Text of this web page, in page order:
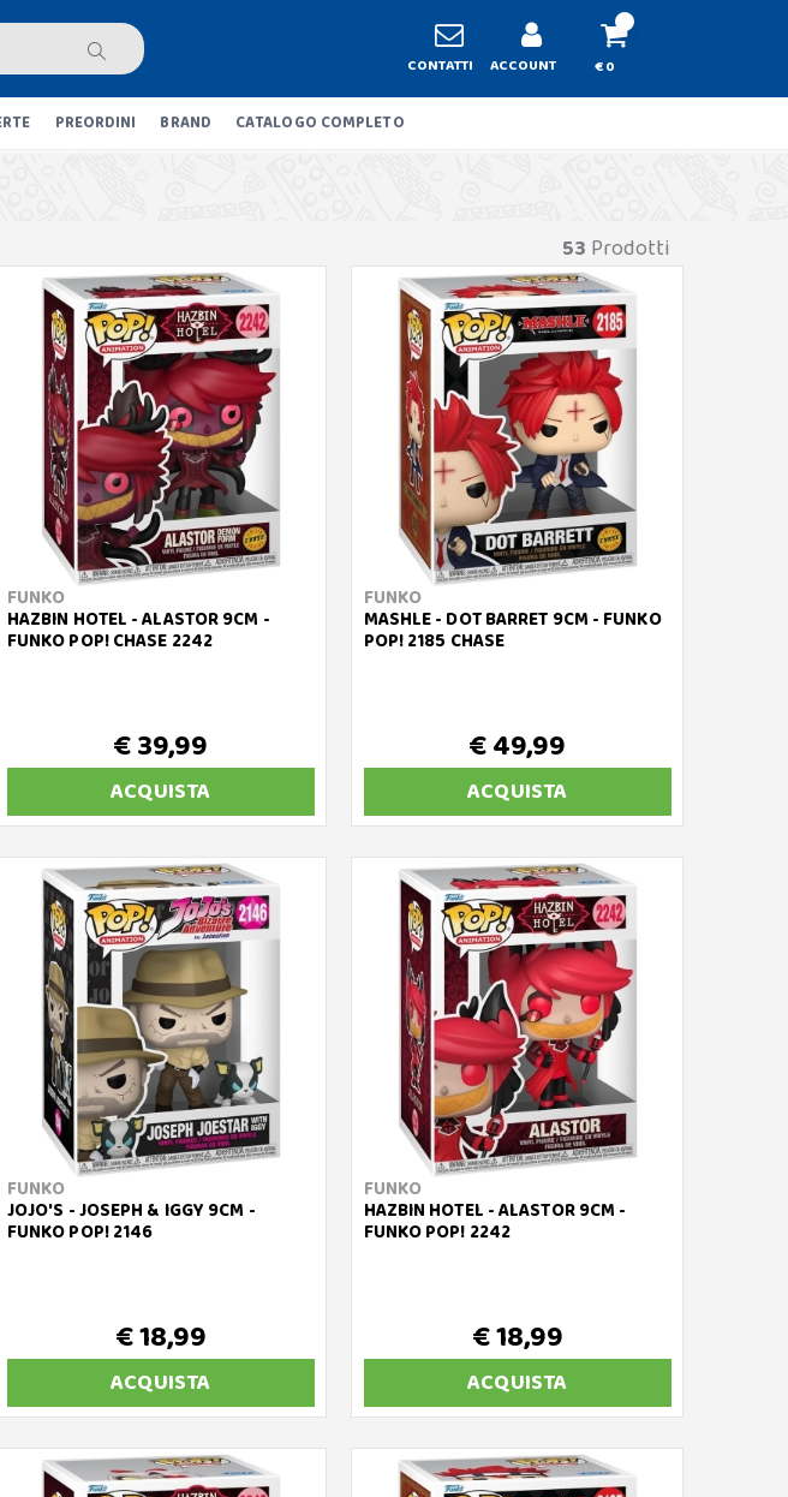
CONTATTI ACCOUNT € 0
PREORDINI BRAND CATALOGO COMPLETO
53 Prodotti
FUNKO
HAZBIN HOTEL - ALASTOR 9CM -
FUNKO POP! CHASE 2242
€ 39,99
ACQUISTA
FUNKO
MASHLE - DOT BARRET 9CM - FUNKO
POP! 2185 CHASE
€ 49,99
ACQUISTA
FUNKO
JOJO'S - JOSEPH & IGGY 9CM -
FUNKO POP! 2146
€ 18,99
ACQUISTA
FUNKO
HAZBIN HOTEL - ALASTOR 9CM -
FUNKO POP! 2242
€ 18,99
ACQUISTA